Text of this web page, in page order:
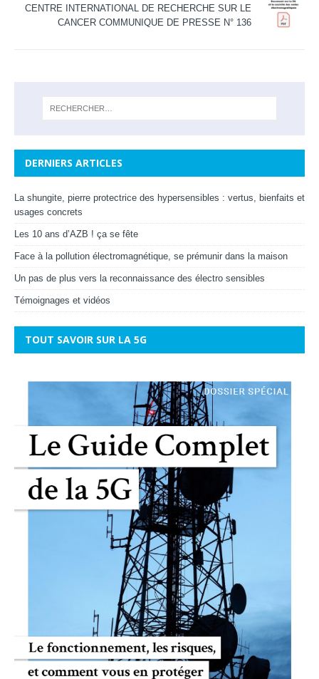
CENTRE INTERNATIONAL DE RECHERCHE SUR LE
CANCER COMMUNIQUE DE PRESSE N° 136
DERNIERS ARTICLES
La shungite, pierre protectrice des hypersensibles : vertus, bienfaits et
usages concrets
Les 10 ans d’AZB ! ça se fête
Face à la pollution électromagnétique, se prémunir dans la maison
Un pas de plus vers la reconnaissance des électro sensibles
Témoignages et vidéos
TOUT SAVOIR SUR LA 5G